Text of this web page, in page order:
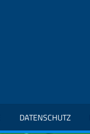
DATENSCHUTZ